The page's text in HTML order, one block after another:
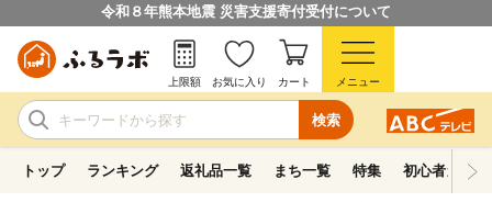
令和８年熊本地震 災害支援寄付受付について
検索
上限額 お気に入り カート メニュー
トップ ランキング 返礼品一覧 まち一覧 特集 初心者ガイド